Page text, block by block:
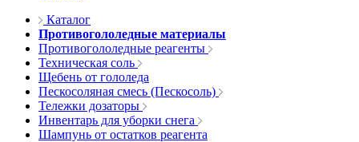
Каталог
Противогололедные материалы
Противогололедные реагенты
Техническая соль
Щебень от гололеда
Пескосоляная смесь (Пескосоль)
Тележки дозаторы
Инвентарь для уборки снега
Шампунь от остатков реагента